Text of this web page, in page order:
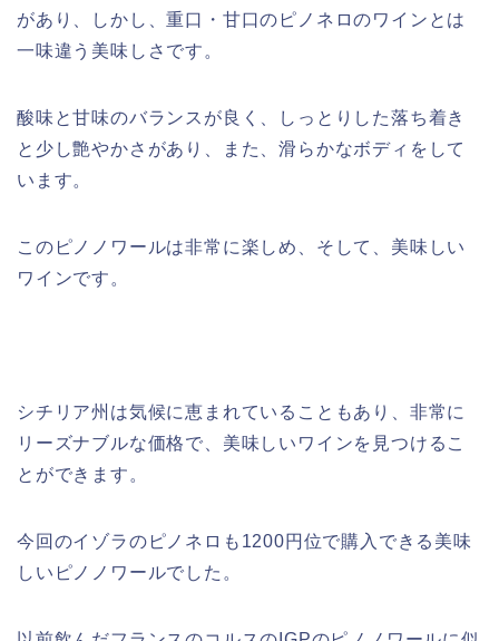
があり、しかし、重口・甘口のピノネロのワインとは
一味違う美味しさです。
酸味と甘味のバランスが良く、しっとりした落ち着き
と少し艶やかさがあり、また、滑らかなボディをして
います。
このピノノワールは非常に楽しめ、そして、美味しい
ワインです。
シチリア州は気候に恵まれていることもあり、非常に
リーズナブルな価格で、美味しいワインを見つけるこ
とができます。
今回のイゾラのピノネロも1200円位で購入できる美味
しいピノノワールでした。